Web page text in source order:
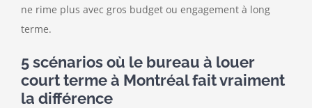
ne rime plus avec gros budget ou engagement à long
terme.
5 scénarios où le bureau à louer
court terme à Montréal fait vraiment
la différence